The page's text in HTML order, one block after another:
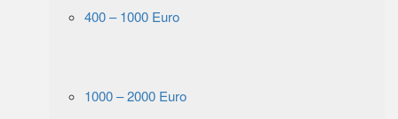
400 – 1000 Euro
1000 – 2000 Euro